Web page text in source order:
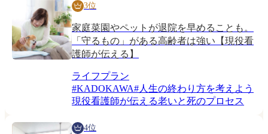
3位
家庭菜園やペットが退院を早めることも。
「守るもの」がある高齢者は強い【現役看
護師が伝える】
ライフプラン
#KADOKAWA#人生の終わり方を考えよう
現役看護師が伝える老いと死のプロセス
4位